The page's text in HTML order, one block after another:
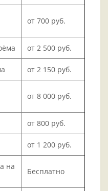
от 700 руб.
от 2 500 руб.
от 2 150 руб.
от 8 000 руб.
от 800 руб.
от 1 200 руб.
на
Бесплатно